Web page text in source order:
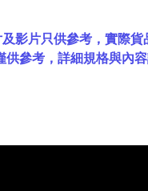
影片只供參考，實際
供參考，詳細規格與內